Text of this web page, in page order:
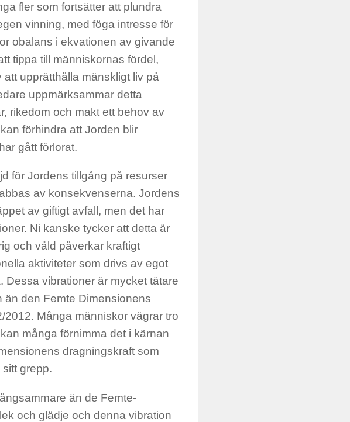
fler som fortsätter att plundra
vinning, med föga intresse för
obalans i ekvationen av givande
tippa till människornas fördel,
upprätthålla mänskligt liv på
uppmärksammar detta
rikedom och makt ett behov av
förhindra att Jorden blir
gått förlorat.
för Jordens tillgång på resurser
av konsekvenserna. Jordens
av giftigt avfall, men det har
Ni kanske tycker att detta är
och våld påverkar kraftigt
aktiviteter som drivs av egot
vibrationer är mycket tätare
den Femte Dimensionens
2012. Många människor vägrar tro
många förnimma det i kärnan
dragningskraft som
grepp.
än de Femte-
och glädje och denna vibration